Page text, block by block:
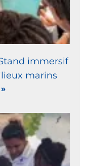
immersif
marins